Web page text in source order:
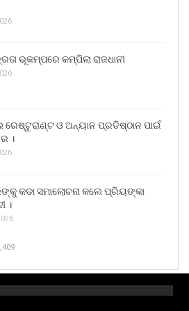
ଭୂକମ୍ପରେ କମ୍ପିଲା ରାଜଧାନୀ
ରେଷ୍ଟୁରାଣ୍ଟ ଓ ଅନ୍ୟାନ ପ୍ରତିଷ୍ଠାନ ପାଇଁ
।
କଡା ସମାଲୋଚନା କଲେ ପ୍ରିୟଙ୍କା
।